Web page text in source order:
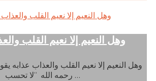
وهل النعيم إلا نعيم القلب
وهل النعيم إلا نعيم القلب والعذاب عذابه
رحمه الله “لا تحسب …